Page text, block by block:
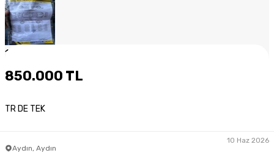
1
850.000 TL
TR DE TEK
Aydın, Aydın
10 Haz 2026